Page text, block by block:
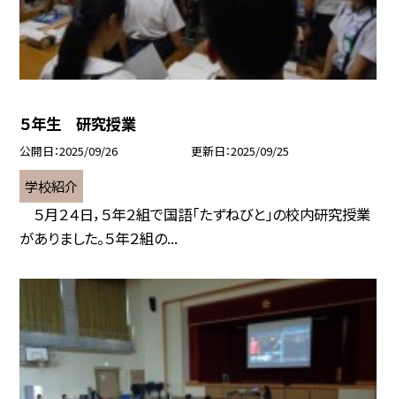
５年生 研究授業
公開日 2025/09/26 更新日 2025/09/25
学校紹介
５月２４日，５年２組で国語「たずねびと」の校内研究授業
がありました。５年２組の...